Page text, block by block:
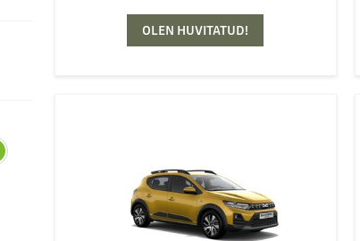
OLEN HUVITATUD!